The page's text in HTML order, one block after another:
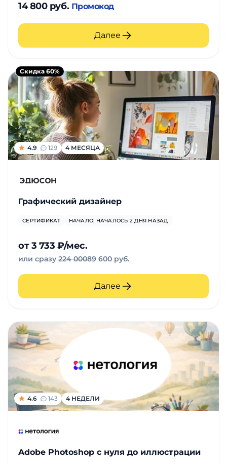
14 800 руб. Промокод
Далее
4.9 129 4 МЕСЯЦА
Графический дизайнер
СЕРТИФИКАТ НАЧАЛО: НАЧАЛОСЬ 2 ДНЯ НАЗАД
от 3 733 ₽/мес.
или сразу 224 00089 600 руб.
Далее
Скидка 60%
4.6 143 4 НЕДЕЛИ
Adobe Photoshop с нуля до иллюстрации
фитнес
Психология
саморазвитие
Прочее
Репетиторы
Тесты
профориентацию